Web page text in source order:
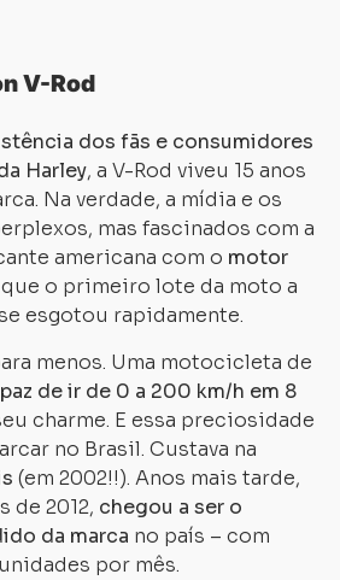
V-Rod
dos fãs e consumidores
Harley, a V-Rod viveu 15 anos
Na verdade, a mídia e os
mas fascinados com a
americana com o motor
que o primeiro lote da moto a
esgotou rapidamente.
menos. Uma motocicleta de
de ir de 0 a 200 km/h em 8
charme. E essa preciosidade
no Brasil. Custava na
(em 2002!!). Anos mais tarde,
de 2012, chegou a ser o
da marca no país – com
por mês.